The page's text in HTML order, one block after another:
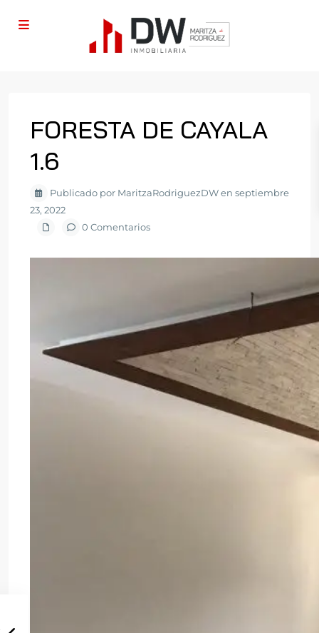
FORESTA DE CAYALA
1.6
Publicado por MaritzaRodriguezDW en septiembre
23, 2022
0 Comentarios